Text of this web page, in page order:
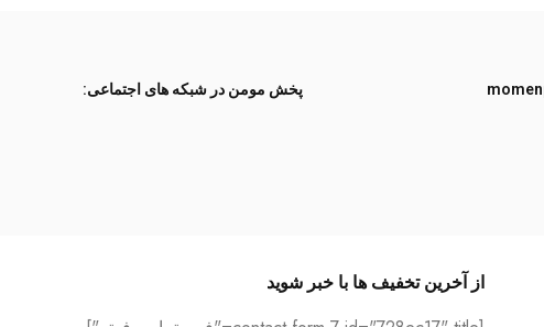
پخش مومن در شبکه های اجتماعی:
از آخرین تخفیف ها با خبر شوید